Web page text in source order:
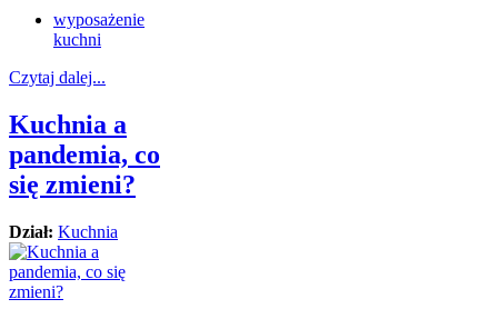
wyposażenie
kuchni
Czytaj dalej...
Kuchnia a
pandemia, co
się zmieni?
Dział: Kuchnia